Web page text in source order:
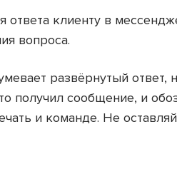
клиенту в
вопроса.
развёрнутый
получил сообщение, и
и команде. Не